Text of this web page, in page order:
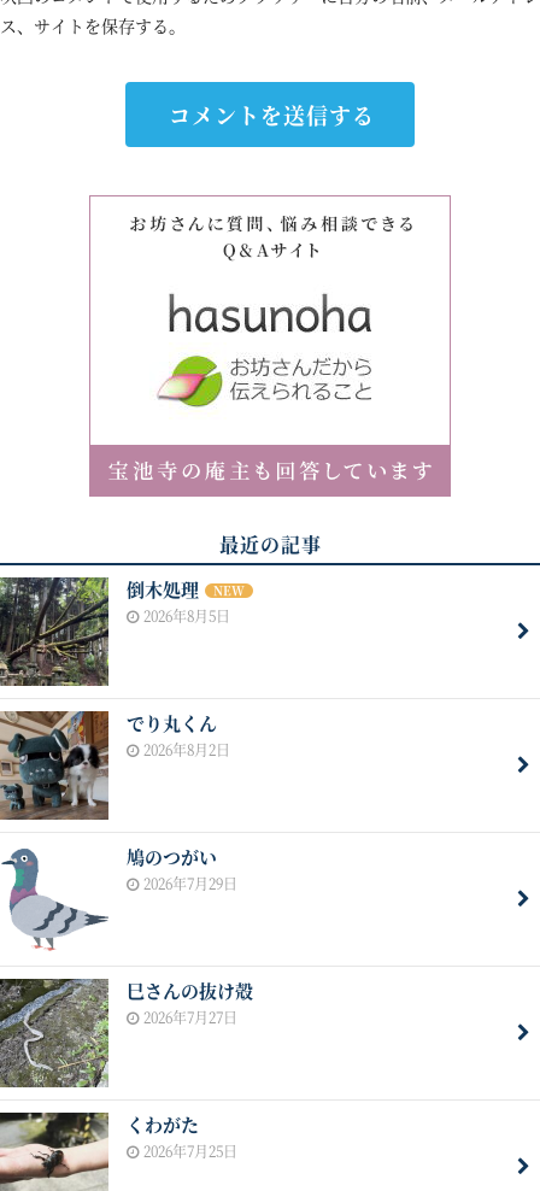
ス、サイトを保存する。
最近の記事
倒木処理 NEW
2026年8月5日
でり丸くん
2026年8月2日
鳩のつがい
2026年7月29日
巳さんの抜け殻
2026年7月27日
くわがた
2026年7月25日